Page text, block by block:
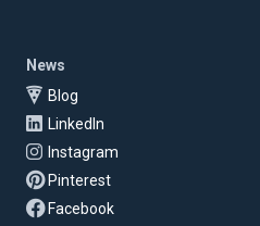
News
Blog
LinkedIn
Instagram
Pinterest
Facebook